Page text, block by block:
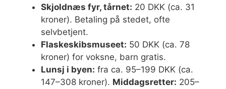
Skjoldnæs fyr, tårnet: 20 DKK (ca. 31
kroner). Betaling på stedet, ofte
selvbetjent.
Flaskeskibsmuseet: 50 DKK (ca. 78
kroner) for voksne, barn gratis.
Lunsj i byen: fra ca. 95–199 DKK (ca.
147–308 kroner). Middagsretter: 205–